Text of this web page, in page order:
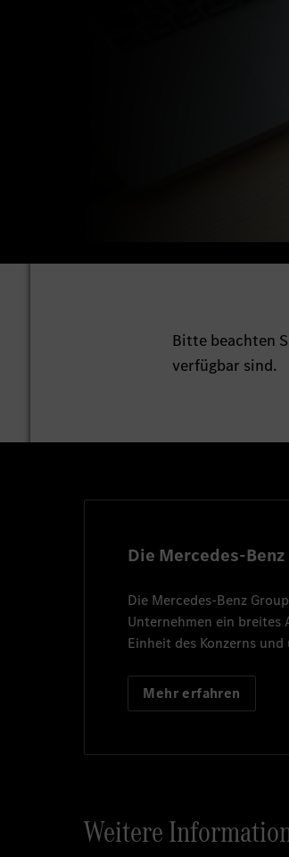
Bitte beachten
verfügbar sind.
Die Mercedes-Benz
Die Mercedes-Benz
Unternehmen ein breites
Einheit des Konzerns
Mehr erfahren
Weitere